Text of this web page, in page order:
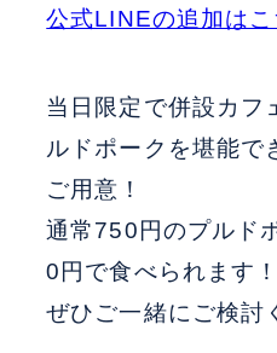
公式LINEの追加はこ
当日限定で併設カフ
ルドポークを堪能で
ご用意！
通常750円のプルド
0円で食べられます！
ぜひご一緒にご検討